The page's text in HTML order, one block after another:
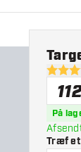
4.7
112
På
Træf